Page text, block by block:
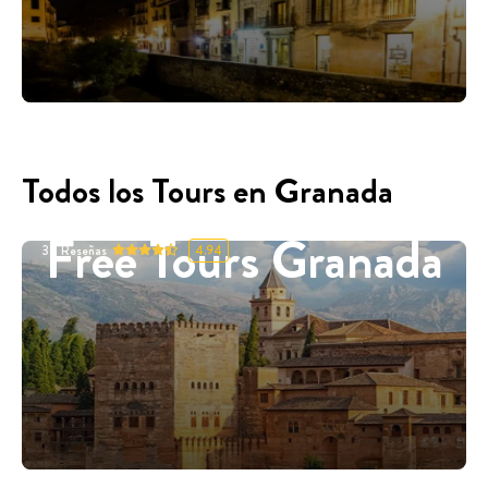
Todos los Tours en Granada
Free Tours Granada
34Reseñas 4.94